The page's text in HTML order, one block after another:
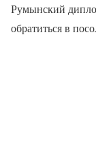
Румынский
обратиться в